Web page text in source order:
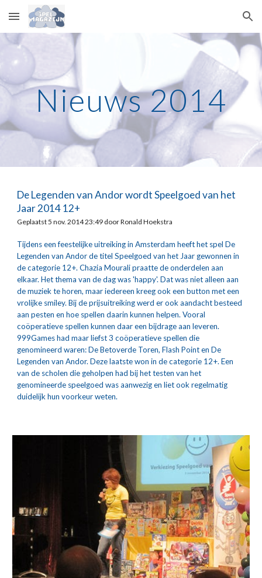
Skip to main content Skip to navigation
Nieuws 2014
De Legenden van Andor wordt Speelgoed van het
Jaar 2014 12+
Geplaatst 5 nov. 2014 23:49 door Ronald Hoekstra
Tijdens een feestelijke uitreiking in Amsterdam heeft het spel De
Legenden van Andor de titel Speelgoed van het Jaar gewonnen in
de categorie 12+. Chazia Mourali praatte de onderdelen aan
elkaar. Het thema van de dag was 'happy'. Dat was niet alleen aan
de muziek te horen, maar iedereen kreeg ook een button met een
vrolijke smiley. Bij de prijsuitreiking werd er ook aandacht besteed
aan pesten en hoe spellen daarin kunnen helpen. Vooral
coöperatieve spellen kunnen daar een bijdrage aan leveren.
999Games had maar liefst 3 coöperatieve spellen die
genomineerd waren: De Betoverde Toren, Flash Point en De
Legenden van Andor. Deze laatste won in de categorie 12+. Een
van de scholen die geholpen had bij het testen van het
genomineerde speelgoed was aanwezig en liet ook regelmatig
duidelijk hun voorkeur weten.